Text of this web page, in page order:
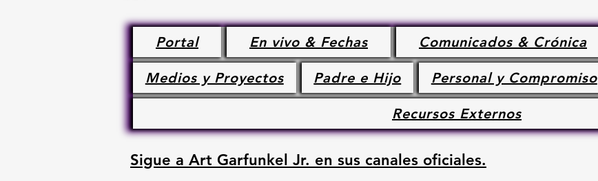
Portal En vivo & Fechas Comunicados & Crónica
Medios y Proyectos Padre e Hijo Personal y Compromiso
Recursos Externos
Sigue a Art Garfunkel Jr. en sus canales oficiales.